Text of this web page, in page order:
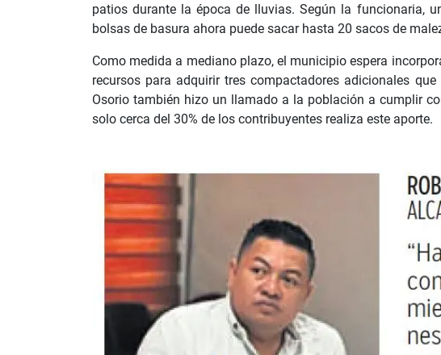
patios durante la época de lluvias. Según la funcionaria,
bolsas de basura ahora puede sacar hasta 20 sacos de
Como medida a mediano plazo, el municipio espera
recursos para adquirir tres compactadores adicionales
Osorio también hizo un llamado a la población a cumplir
solo cerca del 30% de los contribuyentes realiza este aporte.